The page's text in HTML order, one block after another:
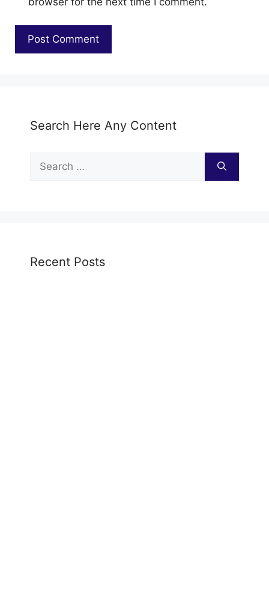
Search Here Any Content
for:
Recent Posts